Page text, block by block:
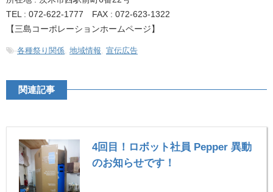
TEL : 072-622-1777 FAX : 072-623-1322
【三島コーポレーションホームページ】
-各種祭り関係 地域情報 宣伝広告
関連記事
4回目！ロボット社員 Pepper 異動
のお知らせです！